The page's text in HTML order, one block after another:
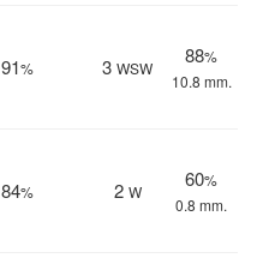
91% 3 WSW
88%
10.8 mm.
84% 2 W
60%
0.8 mm.